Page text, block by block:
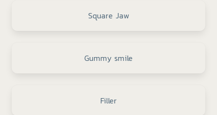
Square Jaw
Gummy smile
Filler